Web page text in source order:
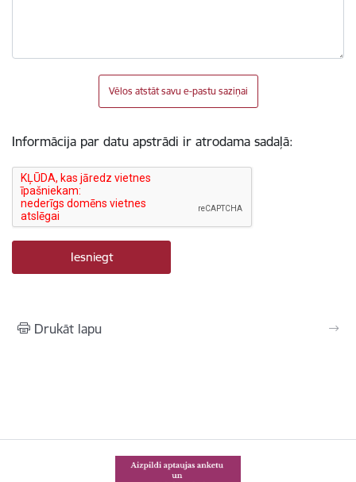
Vēlos atstāt savu e-pastu saziņai
Informācija par datu apstrādi ir atrodama sadaļā:
Drukāt lapu